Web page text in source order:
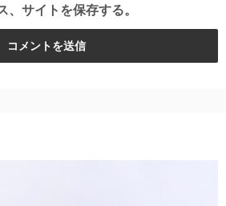
、サイトを保存する。